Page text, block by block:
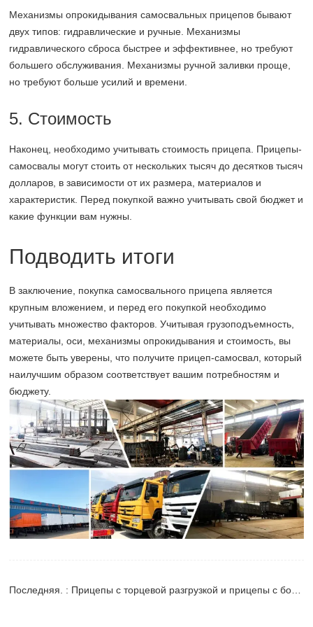
Механизмы опрокидывания самосвальных прицепов бывают
двух типов: гидравлические и ручные. Механизмы
гидравлического сброса быстрее и эффективнее, но требуют
большего обслуживания. Механизмы ручной заливки проще,
но требуют больше усилий и времени.
5. Стоимость
Наконец, необходимо учитывать стоимость прицепа. Прицепы-
самосвалы могут стоить от нескольких тысяч до десятков тысяч
долларов, в зависимости от их размера, материалов и
характеристик. Перед покупкой важно учитывать свой бюджет и
какие функции вам нужны.
Подводить итоги
В заключение, покупка самосвального прицепа является
крупным вложением, и перед его покупкой необходимо
учитывать множество факторов. Учитывая грузоподъемность,
материалы, оси, механизмы опрокидывания и стоимость, вы
можете быть уверены, что получите прицеп-самосвал, который
наилучшим образом соответствует вашим потребностям и
бюджету.